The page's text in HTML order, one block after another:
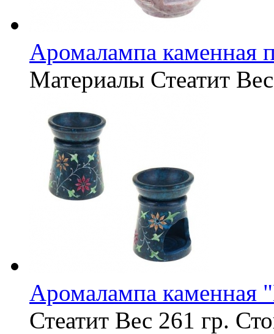
Аромалампа каменная
Материалы Стеатит Вес
Аромалампа каменная
Стеатит Вес 261 гр.